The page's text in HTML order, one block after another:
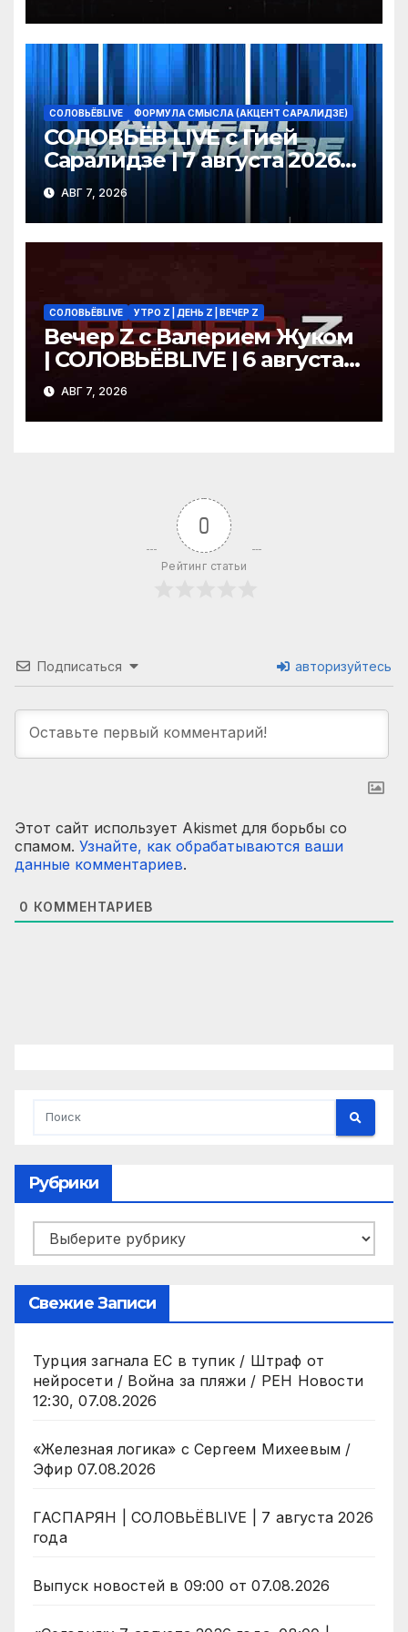
СОЛОВЬЁВLIVE ФОРМУЛА СМЫСЛА (АКЦЕНТ САРАЛИДЗЕ)
СОЛОВЬЁВ LIVE с Гией
Саралидзе | 7 августа 2026
года
АВГ 7, 2026
СОЛОВЬЁВLIVE УТРО Z | ДЕНЬ Z | ВЕЧЕР Z
Вечер Z с Валерием Жуком
| СОЛОВЬЁВLIVE | 6 августа
2026 года
АВГ 7, 2026
0
Рейтинг статьи
Подписаться авторизуйтесь
Этот сайт использует Akismet для борьбы со
спамом. Узнайте, как обрабатываются ваши
данные комментариев.
0 КОММЕНТАРИЕВ
Рубрики
Рубрики
Свежие Записи
Турция загнала ЕС в тупик / Штраф от
нейросети / Война за пляжи / РЕН Новости
12:30, 07.08.2026
«Железная логика» с Сергеем Михеевым /
Эфир 07.08.2026
ГАСПАРЯН | СОЛОВЬЁВLIVE | 7 августа 2026
года
Выпуск новостей в 09:00 от 07.08.2026